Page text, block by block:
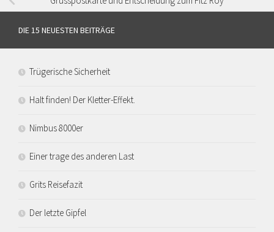
DIE 15 NEUESTEN BEITRÄGE
Trügerische Sicherheit
Halt finden! Der Kletter-Effekt.
Nimbus 8000er
Einer trage des anderen Last
Grits Reisefazit
Der letzte Gipfel